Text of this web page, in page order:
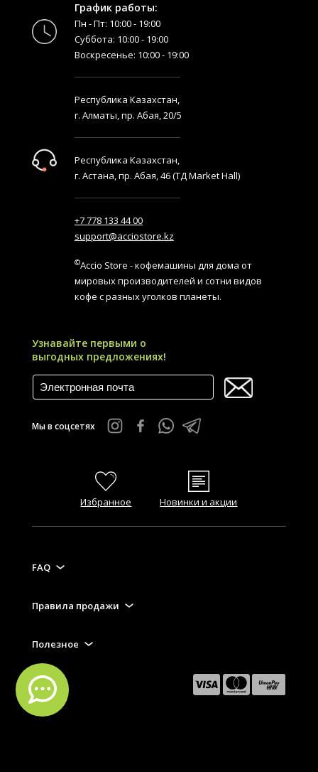
График работы:
Пн - Пт: 10:00 - 19:00
Суббота: 10:00 - 19:00
Воскресенье: 10:00 - 19:00
Республика Казахстан,
г. Алматы, пр. Абая, 20/5
Республика Казахстан,
г. Астана, пр. Абая, 46 (ТД Market Hall)
+7 778 133 44 00
support@acciostore.kz
©Accio Store - кофемашины для дома от
мировых производителей и сотни видов
кофе с разных уголков планеты.
Узнавайте первыми о
выгодных предложениях!
Мы в соцсетях
Избранное Новинки и акции
FAQ
Правила продажи
Полезное